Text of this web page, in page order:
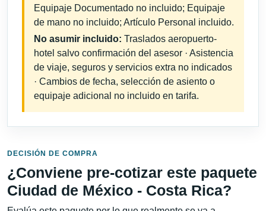
Equipaje Documentado no incluido; Equipaje
de mano no incluido; Artículo Personal incluido.
No asumir incluido: Traslados aeropuerto-
hotel salvo confirmación del asesor · Asistencia
de viaje, seguros y servicios extra no indicados
· Cambios de fecha, selección de asiento o
equipaje adicional no incluido en tarifa.
DECISIÓN DE COMPRA
¿Conviene pre-cotizar este paquete
Ciudad de México - Costa Rica?